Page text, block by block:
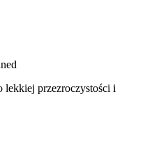
przezroczystości i